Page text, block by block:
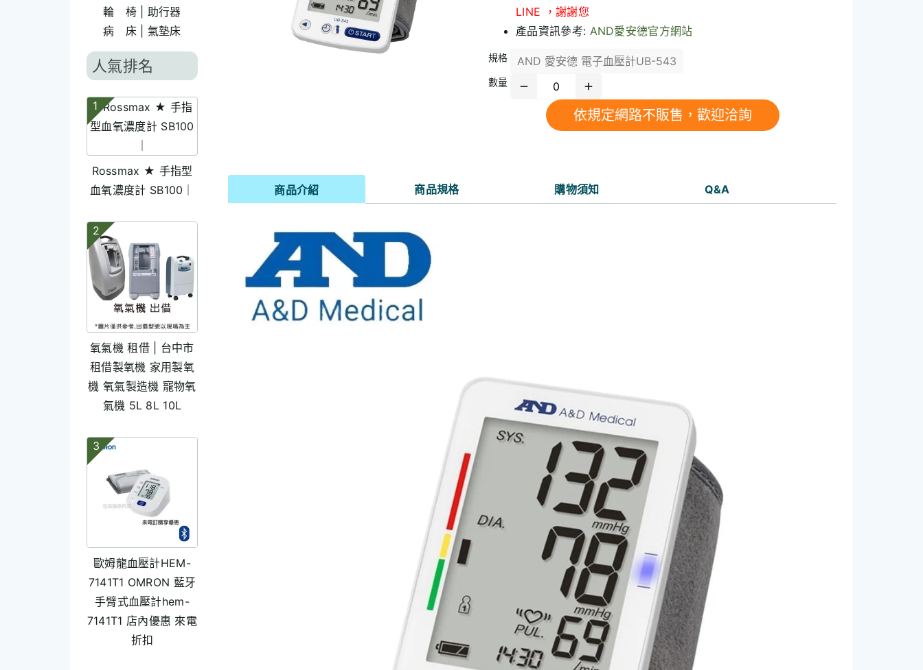
輪 椅 | 助行器
病 床 | 氣墊床
人氣排名
1
Rossmax ★ 手指型
血氧濃度計 SB100｜
2
氧氣機 租借 | 台中市
租借製氧機 家用製氧
機 氧氣製造機 寵物氧
氣機 5L 8L 10L
3
歐姆龍血壓計HEM-
7141T1 OMRON 藍牙
手臂式血壓計hem-
7141T1 店內優惠 來電
折扣
LINE ，謝謝您
產品資訊參考: AND愛安德官方網站
規格 AND 愛安德 電子血壓計UB-543
數量
商品介紹 商品規格 購物須知 Q&A